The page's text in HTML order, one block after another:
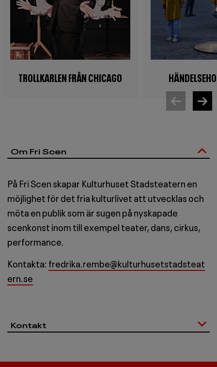
TROLLKARLEN FRÅN CHICAGO
Om Fri Scen
På Fri Scen skapar Kulturhuset Stadsteatern en
möjlighet för det fria kulturlivet att utvecklas och
möta en publik som är sugen på nyskapade
scenkonst inom till exempel teater, dans, cirkus,
performance.
Kontakta: fredrika.rembe@kulturhusetstadsteat
ern.se
Kontakt